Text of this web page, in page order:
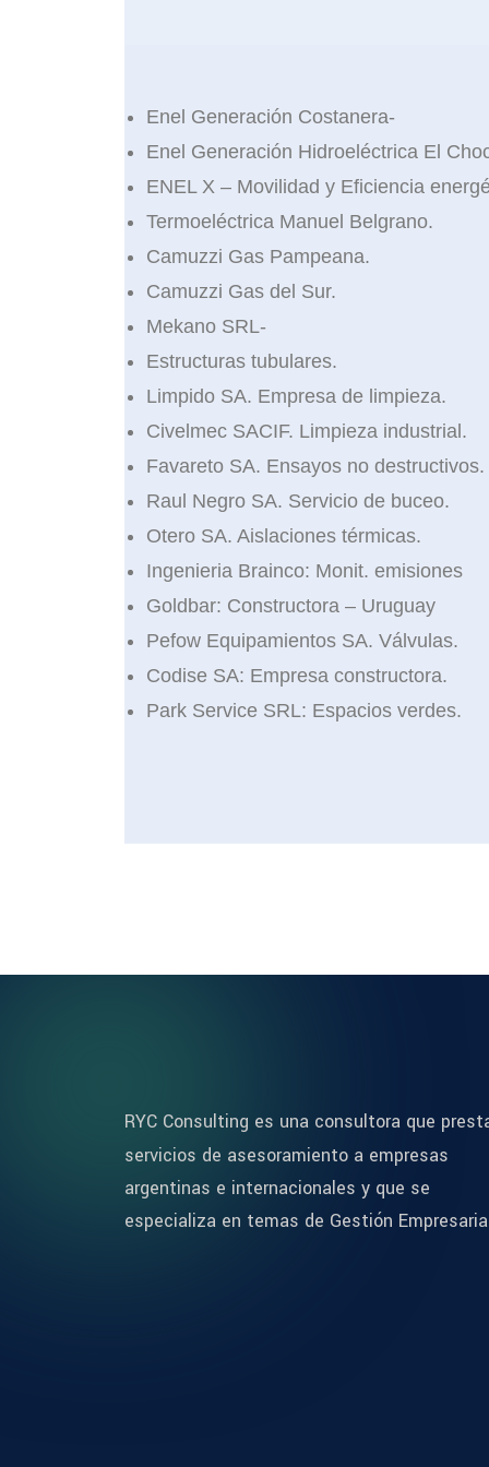
Enel Generación Costanera-
Enel Generación Hidroeléctrica El
ENEL X – Movilidad y Eficiencia
Termoeléctrica Manuel Belgrano.
Camuzzi Gas Pampeana.
Camuzzi Gas del Sur.
Mekano SRL-
Estructuras tubulares.
Limpido SA. Empresa de limpieza.
Civelmec SACIF. Limpieza industrial.
Favareto SA. Ensayos no destructivos.
Raul Negro SA. Servicio de buceo.
Otero SA. Aislaciones térmicas.
Ingenieria Brainco: Monit. emisiones
Goldbar: Constructora – Uruguay
Pefow Equipamientos SA. Válvulas.
Codise SA: Empresa constructora.
Park Service SRL: Espacios verdes.
RYC Consulting es una consultora que
servicios de asesoramiento a empresas
argentinas e internacionales y que se
especializa en temas de Gestión